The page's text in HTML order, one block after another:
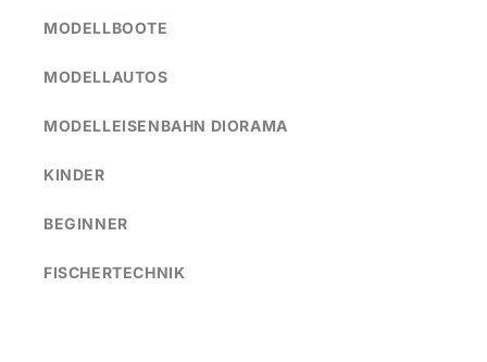
MODELLBOOTE
MODELLAUTOS
MODELLEISENBAHN DIORAMA
KINDER
BEGINNER
FISCHERTECHNIK